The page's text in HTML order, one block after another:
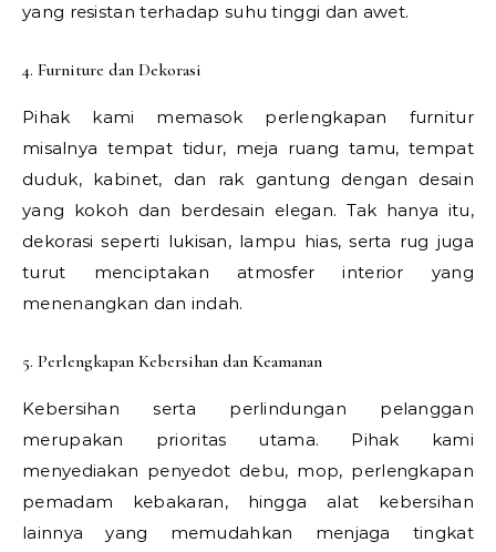
yang resistan terhadap suhu tinggi dan awet.
4. Furniture dan Dekorasi
Pihak kami memasok perlengkapan furnitur
misalnya tempat tidur, meja ruang tamu, tempat
duduk, kabinet, dan rak gantung dengan desain
yang kokoh dan berdesain elegan. Tak hanya itu,
dekorasi seperti lukisan, lampu hias, serta rug juga
turut menciptakan atmosfer interior yang
menenangkan dan indah.
5. Perlengkapan Kebersihan dan Keamanan
Kebersihan serta perlindungan pelanggan
merupakan prioritas utama. Pihak kami
menyediakan penyedot debu, mop, perlengkapan
pemadam kebakaran, hingga alat kebersihan
lainnya yang memudahkan menjaga tingkat